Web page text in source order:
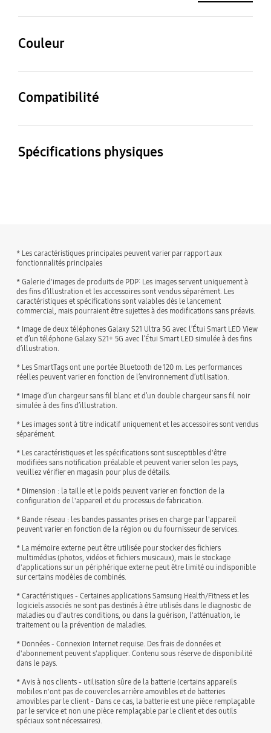
Couleur
Blanc
Compatibilité
Compatible Models
Galaxy S23+
Spécifications physiques
* Les caractéristiques principales peuvent varier par rapport aux
fonctionnalités principales
* Galerie d'images de produits de PDP: Les images servent uniquement à
des fins d’illustration et les accessoires sont vendus séparément. Les
caractéristiques et spécifications sont valables dès le lancement
commercial, mais pourraient être sujettes à des modifications sans préavis.
* Image de deux téléphones Galaxy S21 Ultra 5G avec l’Étui Smart LED View
et d’un téléphone Galaxy S21+ 5G avec l’Étui Smart LED simulée à des fins
d’illustration.
* Les SmartTags ont une portée Bluetooth de 120 m. Les performances
réelles peuvent varier en fonction de l’environnement d’utilisation.
* Image d’un chargeur sans fil blanc et d’un double chargeur sans fil noir
simulée à des fins d’illustration.
* Les images sont à titre indicatif uniquement et les accessoires sont vendus
séparément.
* Les caractéristiques et les spécifications sont susceptibles d'être
modifiées sans notification préalable et peuvent varier selon les pays,
veuillez vérifier en magasin pour plus de détails.
* Dimension : la taille et le poids peuvent varier en fonction de la
configuration de l'appareil et du processus de fabrication.
* Bande réseau : les bandes passantes prises en charge par l'appareil
peuvent varier en fonction de la région ou du fournisseur de services.
* La mémoire externe peut être utilisée pour stocker des fichiers
multimédias (photos, vidéos et fichiers musicaux), mais le stockage
d'applications sur un périphérique externe peut être limité ou indisponible
sur certains modèles de combinés.
* Caractéristiques - Certaines applications Samsung Health/Fitness et les
logiciels associés ne sont pas destinés à être utilisés dans le diagnostic de
maladies ou d'autres conditions, ou dans la guérison, l'atténuation, le
traitement ou la prévention de maladies.
* Données - Connexion Internet requise. Des frais de données et
d'abonnement peuvent s'appliquer. Contenu sous réserve de disponibilité
dans le pays.
* Avis à nos clients - utilisation sûre de la batterie (certains appareils
mobiles n'ont pas de couvercles arrière amovibles et de batteries
amovibles par le client - Dans ce cas, la batterie est une pièce remplaçable
par le service et non une pièce remplaçable par le client et des outils
spéciaux sont nécessaires).